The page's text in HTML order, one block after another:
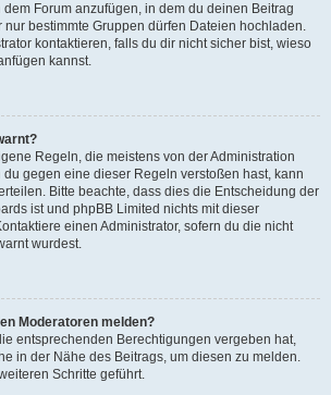
Forum anzufügen, in dem du deinen Beitrag
nur bestimmte Gruppen dürfen Dateien hochladen.
kontaktieren, falls du dir nicht sicher bist, wieso
kannst.
Regeln, die meistens von der Administration
gegen eine dieser Regeln verstoßen hast, kann
Bitte beachte, dass dies die Entscheidung der
ist und phpBB Limited nichts mit dieser
einen Administrator, sofern du die nicht
wurdest.
Moderatoren melden?
entsprechenden Berechtigungen vergeben hat,
in der Nähe des Beitrags, um diesen zu melden.
Schritte geführt.